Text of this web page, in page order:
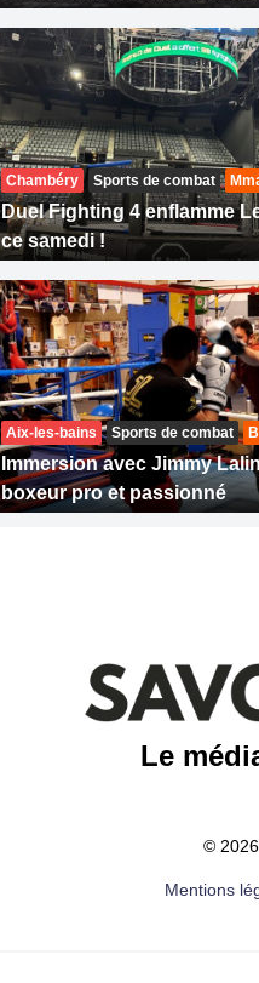
Chambéry Sports de combat
Duel Fighting 4 enflamme
ce samedi !
Aix-les-bains Sports de combat
Immersion avec Jimmy
boxeur pro et passionné
Le
©
Mentions